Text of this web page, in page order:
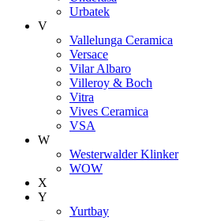
Urbatek
V
Vallelunga Ceramica
Versace
Vilar Albaro
Villeroy & Boch
Vitra
Vives Ceramica
VSA
W
Westerwalder Klinker
WOW
X
Y
Yurtbay